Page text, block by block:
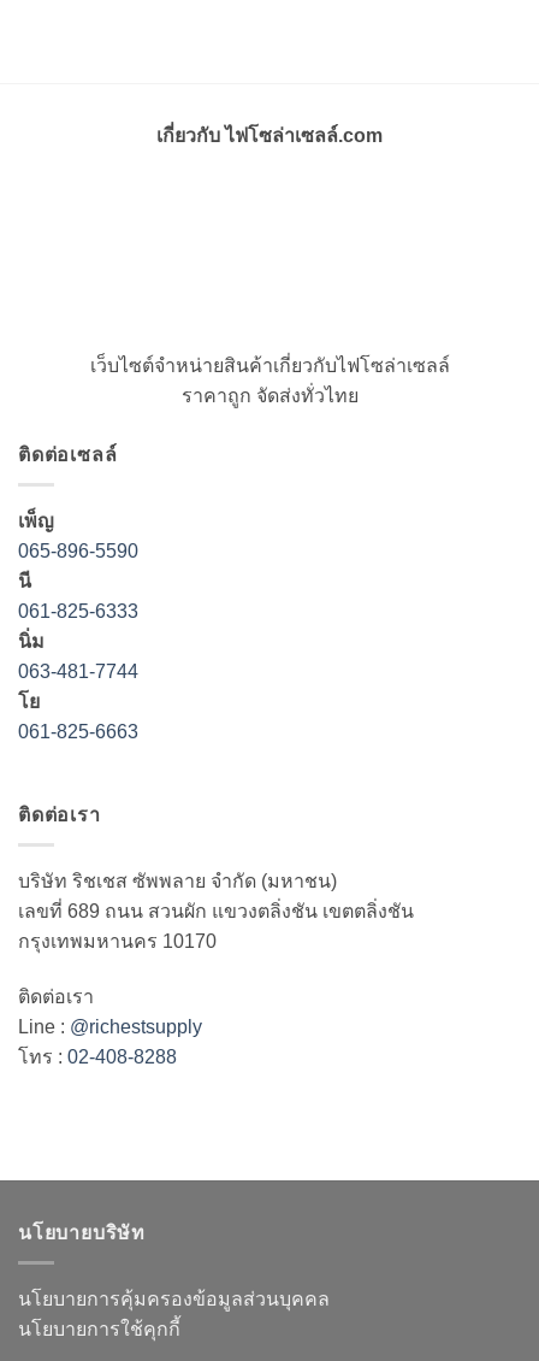
เกี่ยวกับ ไฟโซล่าเซลล์.com
เว็บไซต์จำหน่ายสินค้าเกี่ยวกับไฟโซล่าเซลล์
ราคาถูก จัดส่งทั่วไทย
ติดต่อเซลล์
เพ็ญ
065-896-5590
นี
061-825-6333
นิ่ม
063-481-7744
โย
061-825-6663
ติดต่อเรา
บริษัท ริชเชส ซัพพลาย จำกัด (มหาชน)
เลขที่ 689 ถนน สวนผัก แขวงตลิ่งชัน เขตตลิ่งชัน
กรุงเทพมหานคร 10170
ติดต่อเรา
Line : @richestsupply
โทร : 02-408-8288
นโยบายบริษัท
นโยบายการคุ้มครองข้อมูลส่วนบุคคล
นโยบายการใช้คุกกี้